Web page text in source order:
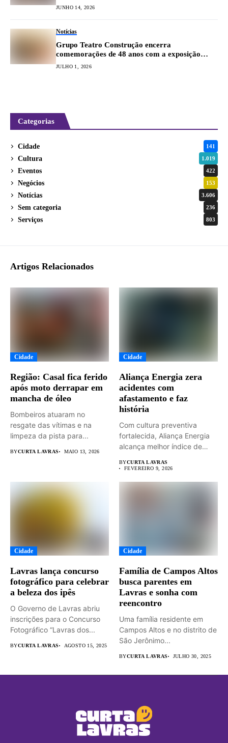
JUNHO 14, 2026
Notícias
Grupo Teatro Construção encerra
comemorações de 48 anos com a exposição
“Cartas para Lavras”
JULHO 1, 2026
Categorias
Cidade 141
Cultura 1.019
Eventos 422
Negócios 153
Notícias 3.606
Sem categoria 236
Serviços 803
Artigos Relacionados
Cidade
Região: Casal fica ferido
após moto derrapar em
mancha de óleo
Bombeiros atuaram no
resgate das vítimas e na
limpeza da pista para...
BYCURTA LAVRAS MAIO 13, 2026
Cidade
Aliança Energia zera
acidentes com
afastamento e faz
história
Com cultura preventiva
fortalecida, Aliança Energia
alcança melhor índice de
BYCURTA LAVRAS
FEVEREIRO 9, 2026
Cidade
Lavras lança concurso
fotográfico para celebrar
a beleza dos ipês
O Governo de Lavras abriu
inscrições para o Concurso
Fotográfico “Lavras dos...
BYCURTA LAVRAS AGOSTO 15, 2025
Cidade
Família de Campos Altos
busca parentes em
Lavras e sonha com
reencontro
Uma família residente em
Campos Altos e no distrito de
São Jerônimo...
BYCURTA LAVRAS JULHO 30, 2025